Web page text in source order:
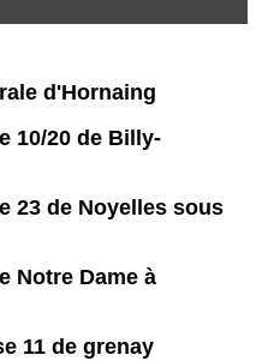
d'Hornaing
10/20 de Billy-
23 de Noyelles sous
Notre Dame à
11 de grenay